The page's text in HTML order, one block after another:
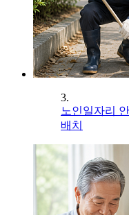
3.
노인일자리
배치